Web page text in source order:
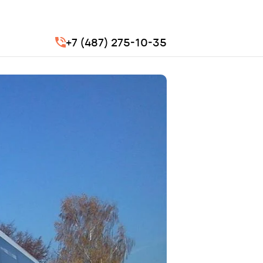
+7 (487) 275-10-35